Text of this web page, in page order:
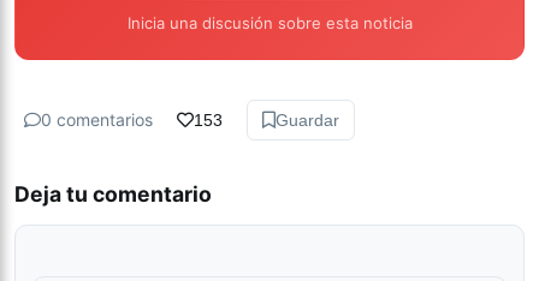
Inicia una discusión sobre esta noticia
0 comentarios 153 Guardar
Deja tu comentario